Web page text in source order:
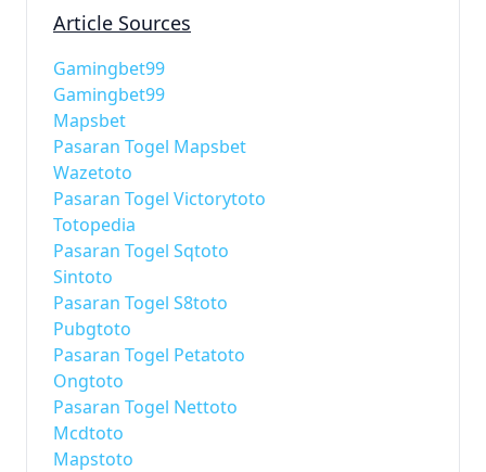
Article Sources
Gamingbet99
Gamingbet99
Mapsbet
Pasaran Togel Mapsbet
Wazetoto
Pasaran Togel Victorytoto
Totopedia
Pasaran Togel Sqtoto
Sintoto
Pasaran Togel S8toto
Pubgtoto
Pasaran Togel Petatoto
Ongtoto
Pasaran Togel Nettoto
Mcdtoto
Mapstoto